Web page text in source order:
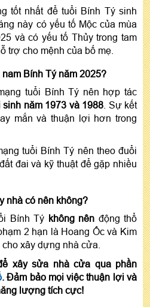
tốt nhất để tuổi Bính Tý sinh
này có yếu tố Mộc của mùa
và có yếu tố Thủy trong tam
trợ cho mệnh của bố mẹ.
Bính Tý năm 2025?
tuổi Bính Tý nên hợp tác
năm 1973 và 1988 . Sự kết
mắn và thuận lợi hơn trong
tuổi Bính Tý nên theo đuổi
đai và kỹ thuật để gặp nhiều
nhà có nên không?
Bính Tý không nên động thổ
2 hạn là Hoang Ốc và Kim
xây dựng nhà cửa.
xây sửa nhà cửa qua phần
. Đảm bảo mọi việc thuận lợi và
lượng tích cực!